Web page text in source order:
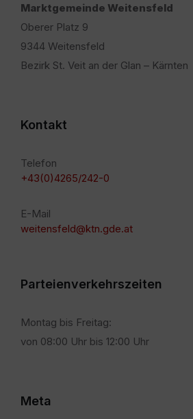
Marktgemeinde Weitensfeld
Oberer Platz 9
9344 Weitensfeld
Bezirk St. Veit an der Glan – Kärnten
Kontakt
Telefon
+43(0)4265/242-0
E-Mail
weitensfeld@ktn.gde.at
Parteienverkehrszeiten
Montag bis Freitag:
von 08:00 Uhr bis 12:00 Uhr
Meta